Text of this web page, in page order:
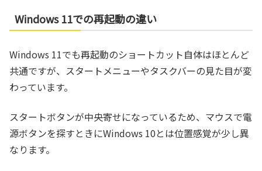
Windows 11での再起動の違い
Windows 11でも再起動のショートカット自体はほとんど
共通ですが、スタートメニューやタスクバーの見た目が変
わっています。
スタートボタンが中央寄せになっているため、マウスで電
源ボタンを探すときにWindows 10とは位置感覚が少し異
なります。